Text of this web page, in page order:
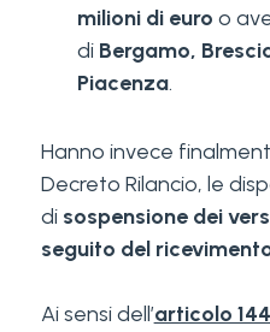
milioni di euro o
diBergamo,
Piacenza.
Hanno invece
Decreto Rilancio, le
di sospensione dei
seguito del
Ai sensi dell’articolo